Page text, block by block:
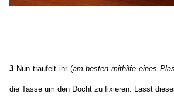
3 Nun träufelt ihr (am besten mithilfe eines
die Tasse um den Docht zu fixieren. Lasst